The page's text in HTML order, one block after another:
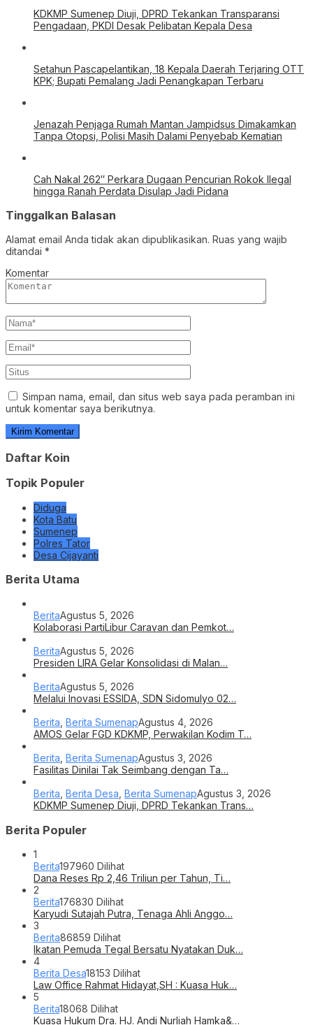
KDKMP Sumenep Diuji, DPRD Tekankan Transparansi
Pengadaan, PKDI Desak Pelibatan Kepala Desa
Setahun Pascapelantikan, 18 Kepala Daerah Terjaring OTT
KPK; Bupati Pemalang Jadi Penangkapan Terbaru
Jenazah Penjaga Rumah Mantan Jampidsus Dimakamkan
Tanpa Otopsi, Polisi Masih Dalami Penyebab Kematian
Cah Nakal 262″ Perkara Dugaan Pencurian Rokok Ilegal
hingga Ranah Perdata Disulap Jadi Pidana
Tinggalkan Balasan
Alamat email Anda tidak akan dipublikasikan. Ruas yang wajib
ditandai *
Komentar
Simpan nama, email, dan situs web saya pada peramban ini
untuk komentar saya berikutnya.
Daftar Koin
Topik Populer
Diduga
Kota Batu
Sumenep
Polres Tator
Desa Cijayanti
Berita Utama
BeritaAgustus 5, 2026
Kolaborasi PartiLibur Caravan dan Pemkot…
BeritaAgustus 5, 2026
Presiden LIRA Gelar Konsolidasi di Malan…
BeritaAgustus 5, 2026
Melalui Inovasi ESSIDA, SDN Sidomulyo 02…
Berita Berita SumenapAgustus 4, 2026
AMOS Gelar FGD KDKMP, Perwakilan Kodim T…
Berita Berita SumenapAgustus 3, 2026
Fasilitas Dinilai Tak Seimbang dengan Ta…
Berita Berita Desa Berita SumenapAgustus 3, 2026
KDKMP Sumenep Diuji, DPRD Tekankan Trans…
Berita Populer
1
Berita197960 Dilihat
Dana Reses Rp 2,46 Triliun per Tahun, Ti…
2
Berita176830 Dilihat
Karyudi Sutajah Putra, Tenaga Ahli Anggo…
3
Berita86859 Dilihat
Ikatan Pemuda Tegal Bersatu Nyatakan Duk…
4
Berita Desa18153 Dilihat
Law Office Rahmat Hidayat,SH : Kuasa Huk…
5
Berita18068 Dilihat
Kuasa Hukum Dra. HJ. Andi Nurliah Hamka&…